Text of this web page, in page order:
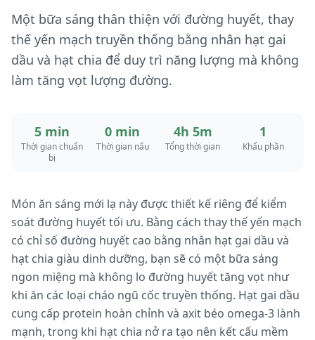
Một bữa sáng thân thiện với đường huyết, thay
thế yến mạch truyền thống bằng nhân hạt gai
dầu và hạt chia để duy trì năng lượng mà không
làm tăng vọt lượng đường.
5 min
Thời gian chuẩn
bị
0 min
Thời gian nấu
4h 5m
Tổng thời gian
1
Khẩu phần
Món ăn sáng mới lạ này được thiết kế riêng để kiểm
soát đường huyết tối ưu. Bằng cách thay thế yến mạch
có chỉ số đường huyết cao bằng nhân hạt gai dầu và
hạt chia giàu dinh dưỡng, bạn sẽ có một bữa sáng
ngon miệng mà không lo đường huyết tăng vọt như
khi ăn các loại cháo ngũ cốc truyền thống. Hạt gai dầu
cung cấp protein hoàn chỉnh và axit béo omega-3 lành
mạnh, trong khi hạt chia nở ra tạo nên kết cấu mềm